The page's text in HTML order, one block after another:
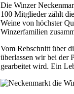
Die Winzer
100 Mitglieder zählt
Weine von höchster
Winzerfamilien
Vom Rebschnitt über
überlassen wir bei der
gearbeitet wird. Ein